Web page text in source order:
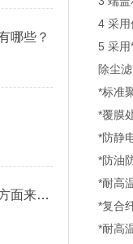
哪些？
除尘滤芯质量的好坏从哪些方面来判断？
4 采用
5 采用
除尘
*标准
*覆膜
*防静
*防油
*耐高
*复合
*耐高